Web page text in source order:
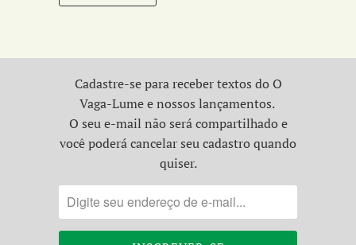
Cadastre-se para receber textos do O
Vaga-Lume e nossos lançamentos.
O seu e-mail não será compartilhado e
você poderá cancelar seu cadastro quando
quiser.